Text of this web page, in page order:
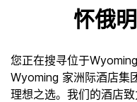
怀俄
您正在搜寻位于
Wyoming 家洲际酒店集
理想之选。我们的酒店